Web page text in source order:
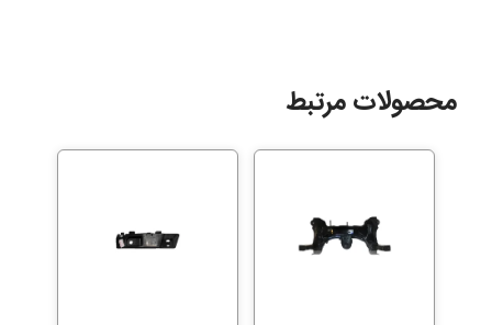
محصولات مرتبط